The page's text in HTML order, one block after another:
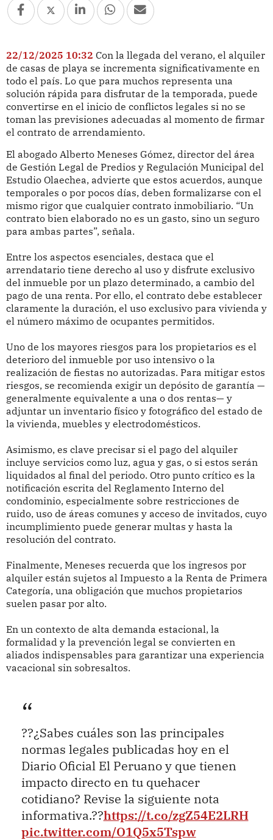
22/12/2025 10:32 Con la llegada del verano, el alquiler
de casas de playa se incrementa significativamente en
todo el país. Lo que para muchos representa una
solución rápida para disfrutar de la temporada, puede
convertirse en el inicio de conflictos legales si no se
toman las previsiones adecuadas al momento de firmar
el contrato de arrendamiento.
El abogado Alberto Meneses Gómez, director del área
de Gestión Legal de Predios y Regulación Municipal del
Estudio Olaechea, advierte que estos acuerdos, aunque
temporales o por pocos días, deben formalizarse con el
mismo rigor que cualquier contrato inmobiliario. “Un
contrato bien elaborado no es un gasto, sino un seguro
para ambas partes”, señala.
Entre los aspectos esenciales, destaca que el
arrendatario tiene derecho al uso y disfrute exclusivo
del inmueble por un plazo determinado, a cambio del
pago de una renta. Por ello, el contrato debe establecer
claramente la duración, el uso exclusivo para vivienda y
el número máximo de ocupantes permitidos.
Uno de los mayores riesgos para los propietarios es el
deterioro del inmueble por uso intensivo o la
realización de fiestas no autorizadas. Para mitigar estos
riesgos, se recomienda exigir un depósito de garantía —
generalmente equivalente a una o dos rentas— y
adjuntar un inventario físico y fotográfico del estado de
la vivienda, muebles y electrodomésticos.
Asimismo, es clave precisar si el pago del alquiler
incluye servicios como luz, agua y gas, o si estos serán
liquidados al final del periodo. Otro punto crítico es la
notificación escrita del Reglamento Interno del
condominio, especialmente sobre restricciones de
ruido, uso de áreas comunes y acceso de invitados, cuyo
incumplimiento puede generar multas y hasta la
resolución del contrato.
Finalmente, Meneses recuerda que los ingresos por
alquiler están sujetos al Impuesto a la Renta de Primera
Categoría, una obligación que muchos propietarios
suelen pasar por alto.
En un contexto de alta demanda estacional, la
formalidad y la prevención legal se convierten en
aliados indispensables para garantizar una experiencia
vacacional sin sobresaltos.
??¿Sabes cuáles son las principales
normas legales publicadas hoy en el
Diario Oficial El Peruano y que tienen
impacto directo en tu quehacer
cotidiano? Revise la siguiente nota
informativa.??https://t.co/zgZ54E2LRH
pic.twitter.com/O1Q5x5Tspw